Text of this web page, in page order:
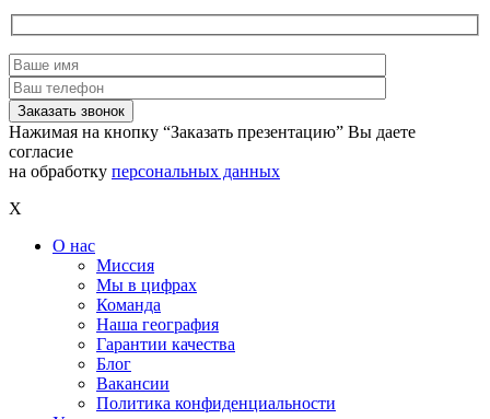
Нажимая на кнопку “Заказать презентацию” Вы даете
согласие
на обработку персональных данных
X
О нас
Миссия
Мы в цифрах
Команда
Наша география
Гарантии качества
Блог
Вакансии
Политика конфиденциальности